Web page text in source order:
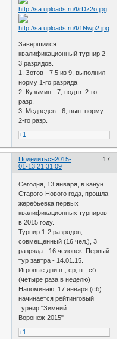
Завершился
квалификационный турнир 2-
3 разрядов.
1. Зотов - 7,5 из 9, выполнил
норму 1-го разряда
2. Кузьмин - 7, подтв. 2-го
разр.
3. Медведев - 6, вып. норму
2-го разр.
+1
Поделиться 17
2015-
01-13 21:31:09
Сегодня, 13 января, в канун
Старого-Нового года, прошла
жеребьевка первых
квалификационных турниров
в 2015 году.
Турнир 1-2 разрядов,
совмещенный (16 чел.), 3
разряда - 16 человек. Первый
тур завтра - 14.01.15.
Игровые дни вт, ср, пт, сб
(четыре раза в неделю)
Напоминаю, 17 января (сб)
начинается рейтинговый
турнир "Зимний
Воронеж-2015"
+1